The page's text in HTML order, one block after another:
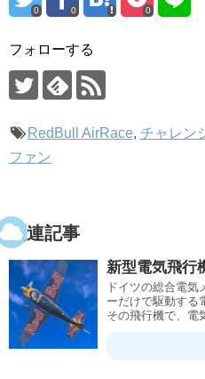
0 0 0
フォローする
RedBull AirRace, チャレン
ファン
関連記事
新型電気飛行
ドイツの総合電気
ーだけで駆動する
その飛行機で、電